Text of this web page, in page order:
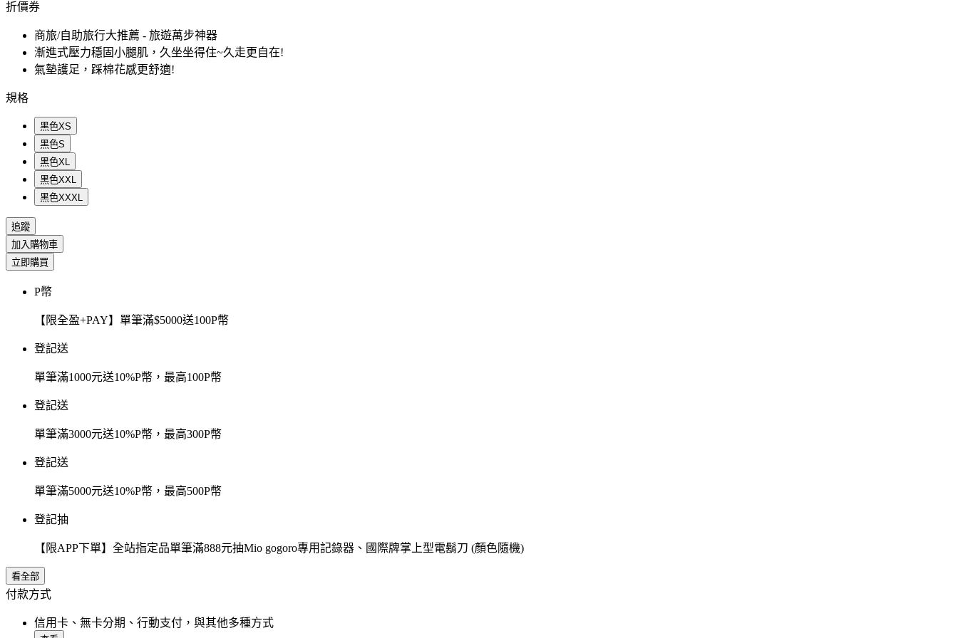
折價券
商旅/自助旅行大推薦 - 旅遊萬步神器
漸進式壓力穩固小腿肌，久坐坐得住~久走更自在!
氣墊護足，踩棉花感更舒適!
規格
黑色XS
黑色S
黑色XL
黑色XXL
黑色XXXL
追蹤
加入購物車
立即購買
P幣
【限全盈+PAY】單筆滿$5000送100P幣
登記送
單筆滿1000元送10%P幣，最高100P幣
登記送
單筆滿3000元送10%P幣，最高300P幣
登記送
單筆滿5000元送10%P幣，最高500P幣
登記抽
【限APP下單】全站指定品單筆滿888元抽Mio gogoro專用記錄器、國際牌掌上型電鬍刀 (顏色隨機)
看全部
付款方式
信用卡、無卡分期、行動支付，與其他多種方式